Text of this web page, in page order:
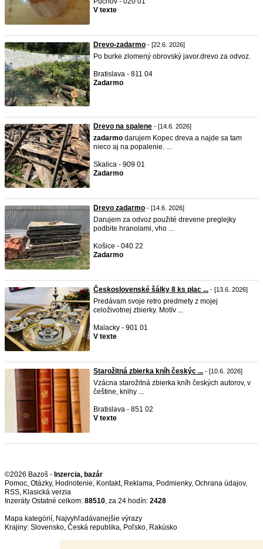
V texte
Drevo-zadarmo - [22.6. 2026]
Po burke zlomený obrovský javor.drevo za odvoz.
Bratislava - 811 04
Zadarmo
Drevo na spalene - [14.6. 2026]
zadarmo darujem Kopec dreva a najde sa tam
nieco aj na popalenie. ...
Skalica - 909 01
Zadarmo
Drevo zadarmo - [14.6. 2026]
Darujem za odvoz použité drevene preglejky
podbite hranolami, vho ...
Košice - 040 22
Zadarmo
Československé šálky 8 ks plac ... - [13.6. 2026]
Predávam svoje retro predmety z mojej
celoživotnej zbierky. Motív ...
Malacky - 901 01
V texte
Starožitná zbierka kníh českýc ... - [10.6. 2026]
Vzácna starožitná zbierka kníh českých autorov, v
češtine, knihy ...
Bratislava - 851 02
V texte
©2026 Bazoš - Inzercia, bazár
Pomoc, Otázky, Hodnotenie, Kontakt, Reklama, Podmienky, Ochrana údajov,
RSS,
Inzeráty Ostatné celkom: 88510, za 24 hodín: 2428
Mapa kategórií, Najvyhľadávanejšie výrazy
Krajiny: Slovensko, Česká republika, Poľsko, Rakúsko